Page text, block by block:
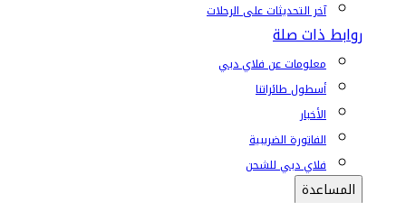
آخر التحديثات على الرحلات
روابط ذات صلة
معلومات عن فلاي دبي
أسطول طائراتنا
الأخبار
الفاتورة الضريبية
فلاي دبي للشحن
المساعدة